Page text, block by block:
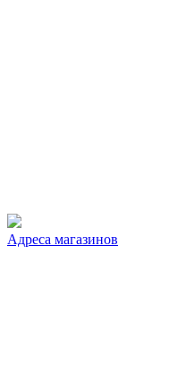
Адреса магазинов